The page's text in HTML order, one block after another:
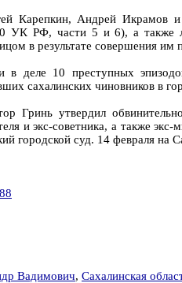
Карепкин, Андрей Икрамов
УК РФ, части 5 и 6), а также
в результате совершения
в деле 10 преступных
сахалинских чиновников в
Гринь утвердил
и экс-советника, а также
городской суд. 14 февраля на
Вадимович, Сахалинская